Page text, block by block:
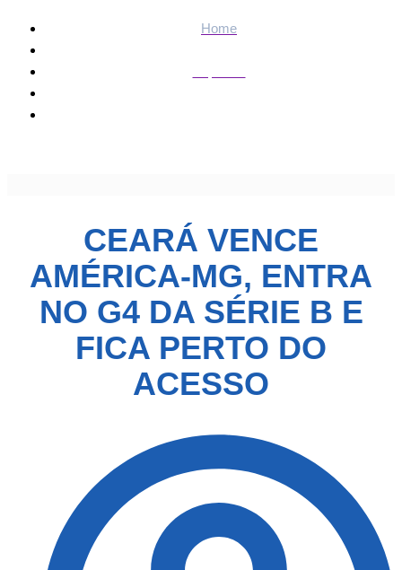
Home
CEARÁ VENCE
AMÉRICA-MG, ENTRA
NO G4 DA SÉRIE B E
FICA PERTO DO
ACESSO